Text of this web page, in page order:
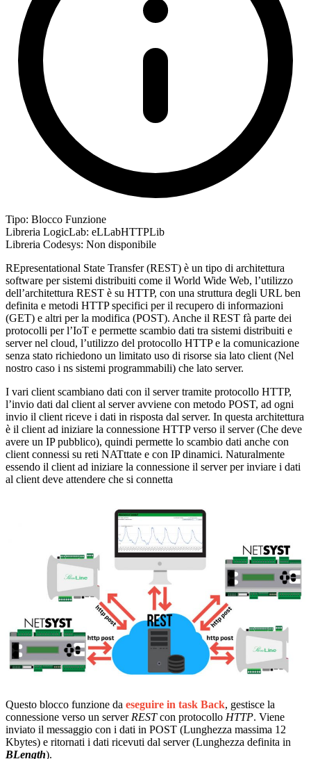
Tipo: Blocco Funzione
Libreria LogicLab: eLLabHTTPLib
Libreria Codesys: Non disponibile
REpresentational State Transfer (REST) è un tipo di architettura
software per sistemi distribuiti come il World Wide Web, l’utilizzo
dell’architettura REST è su HTTP, con una struttura degli URL ben
definita e metodi HTTP specifici per il recupero di informazioni
(GET) e altri per la modifica (POST). Anche il REST fà parte dei
protocolli per l’IoT e permette scambio dati tra sistemi distribuiti e
server nel cloud, l’utilizzo del protocollo HTTP e la comunicazione
senza stato richiedono un limitato uso di risorse sia lato client (Nel
nostro caso i ns sistemi programmabili) che lato server.
I vari client scambiano dati con il server tramite protocollo HTTP,
l’invio dati dal client al server avviene con metodo POST, ad ogni
invio il client riceve i dati in risposta dal server. In questa architettura
è il client ad iniziare la connessione HTTP verso il server (Che deve
avere un IP pubblico), quindi permette lo scambio dati anche con
client connessi su reti NATttate e con IP dinamici. Naturalmente
essendo il client ad iniziare la connessione il server per inviare i dati
al client deve attendere che si connetta
Questo blocco funzione da eseguire in task Back, gestisce la
connessione verso un server RESTcon protocollo HTTP. Viene
inviato il messaggio con i dati in POST (Lunghezza massima 12
Kbytes) e ritornati i dati ricevuti dal server (Lunghezza definita in
BLength).